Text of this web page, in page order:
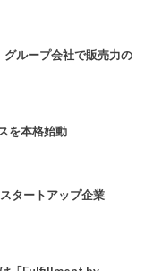
グループ会社で販売力の
を本格始動
タートアップ企業